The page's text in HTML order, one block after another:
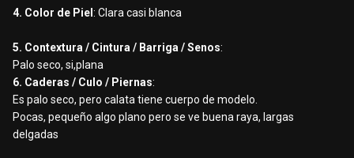
4. Color de Piel : Clara casi blanca
5. Contextura / Cintura / Barriga / Senos:
Palo seco, si,plana
6. Caderas / Culo / Piernas:
Es palo seco, pero calata tiene cuerpo de modelo.
Pocas, pequeño algo plano pero se ve buena raya, largas
delgadas